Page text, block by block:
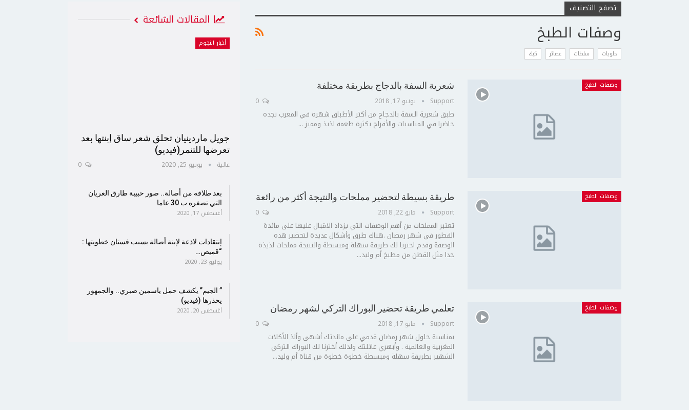
تصفح التصنيف
وصفات الطبخ
حلويات سلطات عصائر كيك
وصفات الطبخ شعرية السفة بالدجاج بطريقة مختلفة
Support يونيو 17, 2018
طبق شعرية السفة بالدجاج من أكتر الأطباق شهرة في المغرب تجده
حاضرا في المناسبات والأفراح بكثرة طعمه لذيذ ومميز ...
وصفات الطبخ طريقة بسيطة لتحضير مملحات والنتيجة أكثر من رائعة
Support مايو 22, 2018
تعتبر المملحات من أهم الوصفات التي يزداد الاقبال عليها على مائدة
الفطور في شهر رمضان .هناك طرق وأشكال عديدة لتحضير هده
الوصفة وقدم اخترنا لك طريقة سهلة ومبسطة والنتيجة مملحات لذيذة
جدا مثل القطن من مطبخ أم وليد...
وصفات الطبخ تعلمي طريقة تحضير البوراك التركي لشهر رمضان
Support مايو 17, 2018
بمناسبة حلول شهر رمضان قدمي على مائدتك أشهى وألذ الأكلات
المغربية والعالمية . وأبهري عائلتك ولذلك أخترنا لك البوراك التركي
الشهير بطريقة سهلة ومبسطة خطوة خطوة من قناة أم وليد...
المقالات الشائعة
أخبار النجوم
جويل ماردينيان تحلق شعر ساق إبنتها بعد
تعرضها للتنمر(فيديو)
عالية يونيو 25, 2020
بعد طلاقه من أصالة.. صور حبيبة طارق العريان
التي تصغره ب 30 عاما
أغسطس 17, 2020
إنتقادات لاذعة لإبنة أصالة بسبب فستان خطوبتها :
“قميص…
يوليو 23, 2020
” الجيم” يكشف حمل ياسمين صبري.. والجمهور
يحذرها (فيديو)
أغسطس 20, 2020